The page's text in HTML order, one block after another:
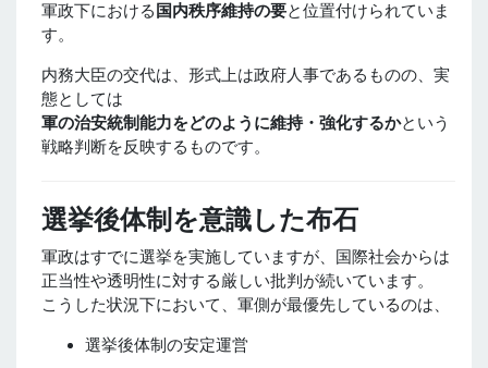
軍政下における 国内秩序維持の要と位置付けられていま
す。
内務大臣の交代は、形式上は政府人事であるものの、実
態としては
軍の治安統制能力をどのように維持・強化するかという
戦略判断を反映するものです。
選挙後体制を意識した布石
軍政はすでに選挙を実施していますが、国際社会からは
正当性や透明性に対する厳しい批判が続いています。
こうした状況下において、軍側が最優先しているのは、
選挙後体制の安定運営